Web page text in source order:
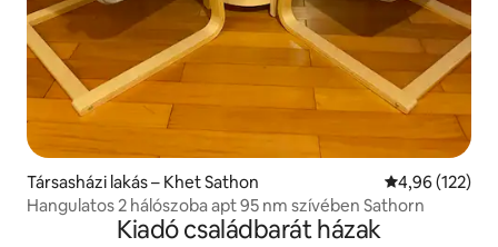
Társasházi lakás – Khet Sathon Átlagos
4,96 (122)
Hangulatos 2 hálószoba apt 95 nm szívében Sathorn
Kiadó családbarát házak